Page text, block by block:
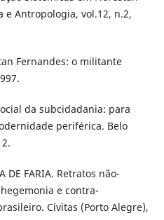
e Antropologia, vol.12, n.2,
Fernandes: o militante
da subcidadania: para
periférica. Belo
DE FARIA. Retratos não-
e contra-
Civitas (Porto Alegre),